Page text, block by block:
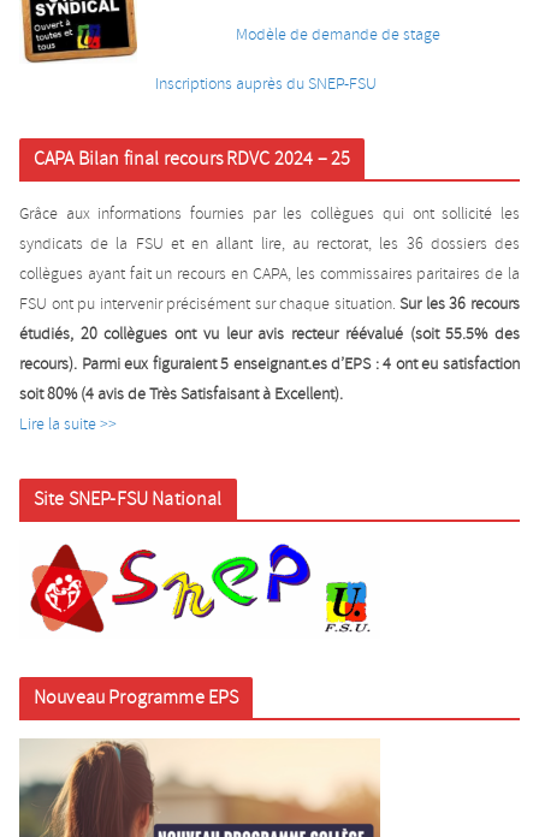
Modèle de demande de stage
Inscriptions auprès du SNEP-FSU
CAPA Bilan final recours RDVC 2024 – 25
Grâce aux informations fournies par les collègues qui ont sollicité les
syndicats de la FSU et en allant lire, au rectorat, les 36 dossiers des
collègues ayant fait un recours en CAPA, les commissaires paritaires de la
FSU ont pu intervenir précisément sur chaque situation. Sur les 36 recours
étudiés, 20 collègues ont vu leur avis recteur réévalué (soit 55.5% des
recours). Parmi eux figuraient 5 enseignant.es d’EPS : 4 ont eu satisfaction
soit 80% (4 avis de Très Satisfaisant à Excellent).
Lire la suite >>
Site SNEP-FSU National
Nouveau Programme EPS